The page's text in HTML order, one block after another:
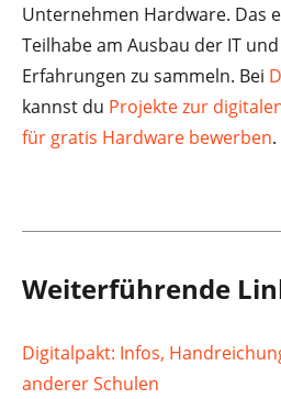
Unternehmen Hardware. Das
Teilhabe am Ausbau der IT
Erfahrungen zu sammeln. Bei
kannst du Projekte zur
für gratis Hardware bewerben.
Weiterführende
Digitalpakt: Infos,
anderer Schulen